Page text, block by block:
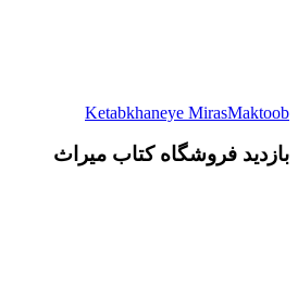
Ketabkhaneye MirasMaktoob
بازدید فروشگاه کتاب میراث